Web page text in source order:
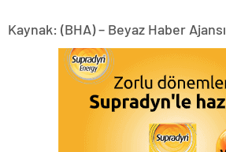
Kaynak: (BHA) – Beyaz Haber Ajansı